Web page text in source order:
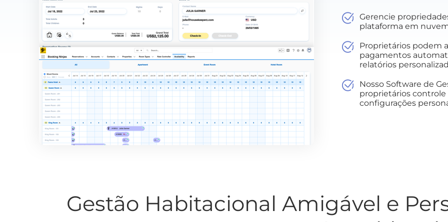
Gerencie
plataforma em
Proprietários podem
pagamentos
relatórios
Nosso Software de
proprietários
configurações
Gestão Habitacional Amigável e